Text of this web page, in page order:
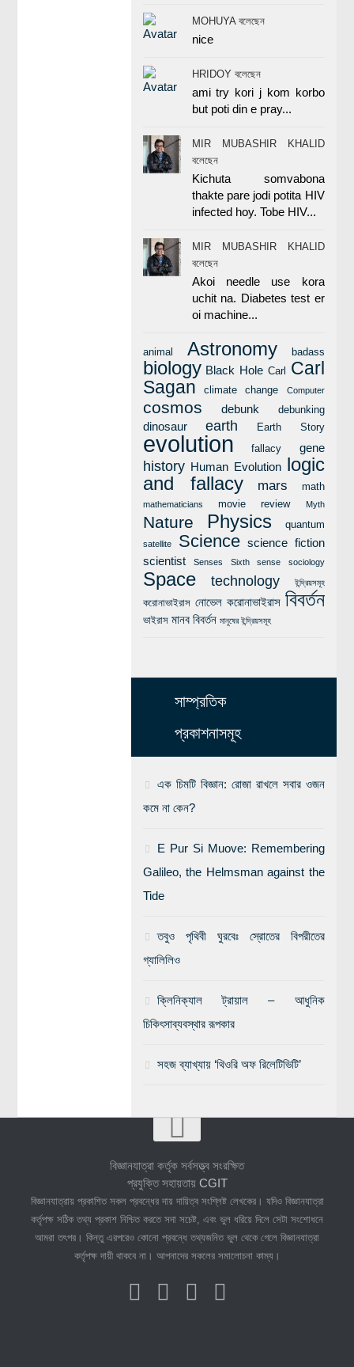
MOHUYA বলেছেন
nice
HRIDOY বলেছেন
ami try kori j kom korbo
but poti din e pray...
MIR MUBASHIR KHALID
বলেছেন
Kichuta somvabona
thakte pare jodi potita HIV
infected hoy. Tobe HIV...
MIR MUBASHIR KHALID
বলেছেন
Akoi needle use kora
uchit na. Diabetes test er
oi machine...
animal Astronomy badass
biology Black Hole Carl
Carl
Sagan
climate change Computer
cosmos debunk debunking
dinosaur earth Earth Story
evolution fallacy gene
history Human Evolution
logic
and fallacy
mars math
mathematicians movie review Myth
Nature Physics quantum
satellite Science science fiction
scientist
Senses Sixth sense sociology
Space technology ইন্দ্রিয়সমূহ
করোনাভাইরাস নোভেল করোনাভাইরাস বিবর্তন
ভাইরাস মানব বিবর্তন মানুষের ইন্দ্রিয়সমূহ
সাম্প্রতিক
প্রকাশনাসমূহ
এক চিমটি বিজ্ঞান: রোজা রাখলে সবার ওজন
কমে না কেন?
E Pur Si Muove: Remembering
Galileo, the Helmsman against the
Tide
তবুও পৃথিবী ঘুরবেঃ স্রোতের বিপরীতের
গ্যালিলিও
ক্লিনিক্যাল ট্রায়াল – আধুনিক
চিকিৎসাব্যবস্থার রূপকার
সহজ ব্যাখ্যায় ‘থিওরি অফ রিলেটিভিটি’
বিজ্ঞানযাত্রা কর্তৃক সর্বসত্ত্ব সংরক্ষিত
প্রযুক্তি সহায়তায় CGIT
বিজ্ঞানযাত্রায় প্রকাশিত সকল প্রবন্ধের দায় দায়িত্ব সংশ্লিষ্ট লেখকের। যদিও বিজ্ঞানযাত্রা
কর্তৃপক্ষ সঠিক তথ্য প্রকাশ নিশ্চিত করতে সদা সচেষ্ট, এবং ভুল ধরিয়ে দিলে সেটা সংশোধনে
আমরা তৎপর। কিন্তু এরপরেও কোনো প্রবন্ধে তথ্যজনিত ভুল থেকে গেলে বিজ্ঞানযাত্রা
কর্তৃপক্ষ দায়ী থাকবে না। আপনাদের সকলের সমালোচনা কাম্য।